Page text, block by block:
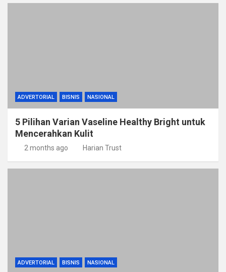
ADVERTORIAL BISNIS NASIONAL
5 Pilihan Varian Vaseline Healthy Bright untuk
Mencerahkan Kulit
2 months ago Harian Trust
ADVERTORIAL BISNIS NASIONAL